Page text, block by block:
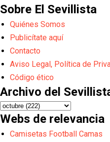
Sobre El Sevillista
Quiénes Somos
Publicítate aquí
Contacto
Aviso Legal, Política de
Código ético
Archivo del
Webs de relevancia
Camisetas Football Camas